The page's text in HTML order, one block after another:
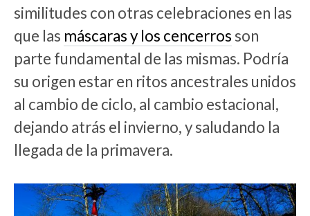
similitudes con otras celebraciones en las
que las máscaras y los cencerros son
parte fundamental de las mismas. Podría
su origen estar en ritos ancestrales unidos
al cambio de ciclo, al cambio estacional,
dejando atrás el invierno, y saludando la
llegada de la primavera.